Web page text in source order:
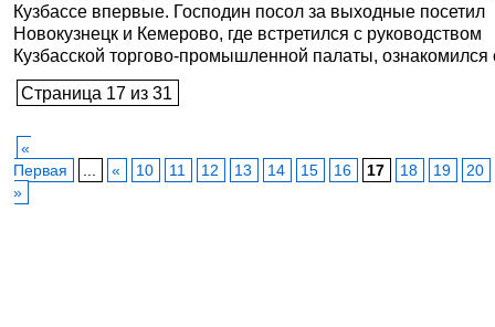
Кузбассе впервые. Господин посол за выходные посетил
Новокузнецк и Кемерово, где встретился с руководством
Кузбасской торгово-промышленной палаты, ознакомился
Страница 17 из 31
«
Первая
« 10 11 12 13 14 15 16 17 18 19
20
»